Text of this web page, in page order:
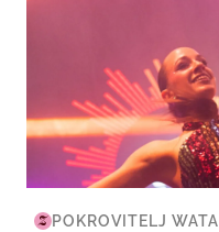
POKROVITELJ WATA